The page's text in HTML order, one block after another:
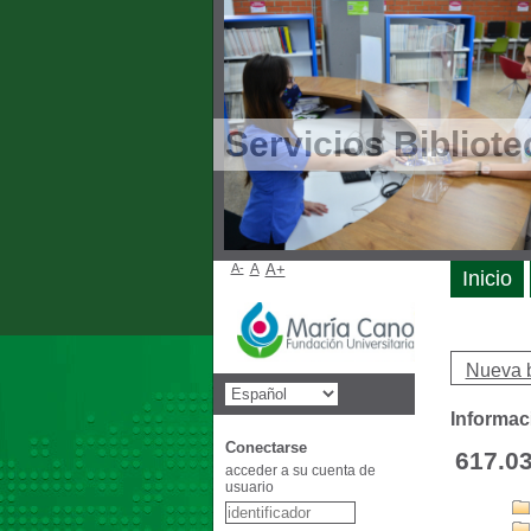
Servicios
Nueva
Inicio
A- A A+
Conectarse
acceder a su cuenta de
usuario